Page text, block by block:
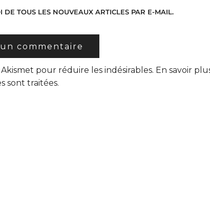
DE TOUS LES NOUVEAUX ARTICLES PAR E-MAIL.
pour réduire les indésirables. En savoir
sont traitées.